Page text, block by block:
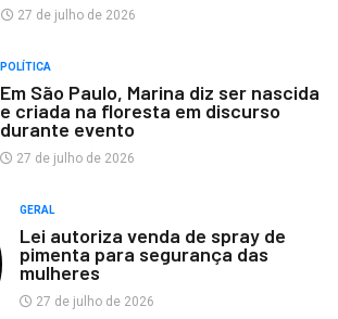
27 de julho de 2026
POLÍTICA
Em São Paulo, Marina diz ser nascida
e criada na floresta em discurso
durante evento
27 de julho de 2026
GERAL
Lei autoriza venda de spray de
pimenta para segurança das
mulheres
27 de julho de 2026